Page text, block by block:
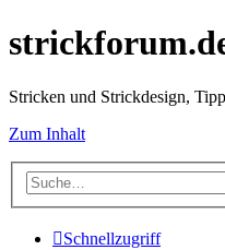
Stricken und Strickdesign,
Zum Inhalt
Schnellzugriff